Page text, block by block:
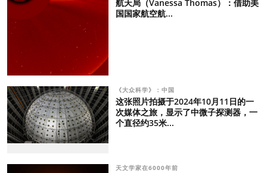
航天局（Vanessa Thomas）：借助美
国国家航空航...
《大众科学》：中国
这张照片拍摄于2024年10月11日的一
次媒体之旅，显示了中微子探测器，一
个直径约35米...
天文学家在6000年前